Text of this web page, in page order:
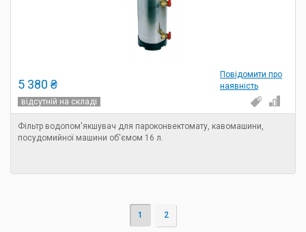
Повідомити про
наявність
5 380 ₴
відсутній на складі
Фільтр водопом'якшувач для пароконвектомату, кавомашини,
посудомийної машини об'ємом 16 л.
1 2